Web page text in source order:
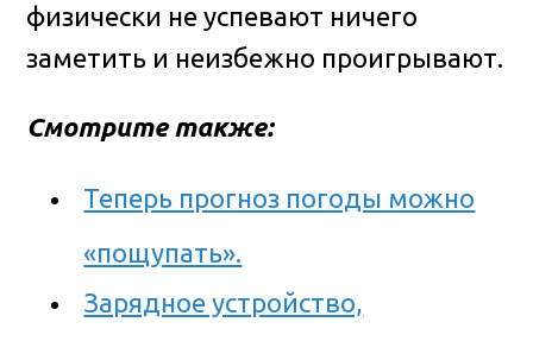
физически не успевают ничего
заметить и неизбежно проигрывают.
Смотрите также:
Теперь прогноз погоды можно
«пощупать».
Зарядное устройство,